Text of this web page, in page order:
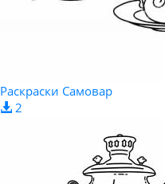
Раскраски Самовар
2